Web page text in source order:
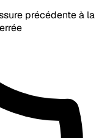
précédente à la